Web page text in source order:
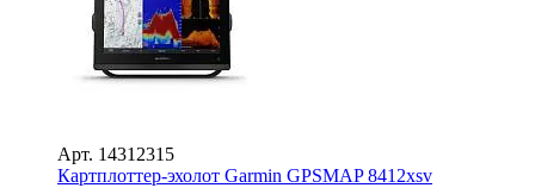
Арт. 14312315
Картплоттер-эхолот Garmin GPSMAP 8412xsv